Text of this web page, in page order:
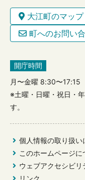
大江町のマップ
町へのお問い
開庁時間
月〜金曜 8:30〜17:15
※土曜・日曜・祝日・
す。
個人情報の取り扱い
このホームページに
ウェブアクセシビ